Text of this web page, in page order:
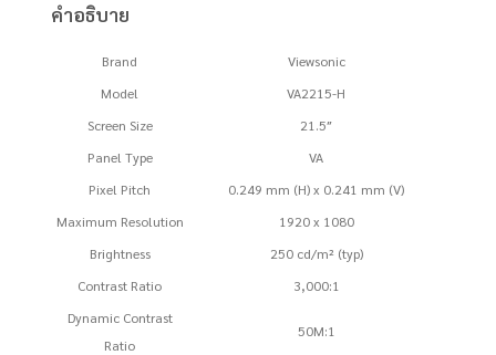
คำอธิบาย
Brand
Viewsonic
Model
VA2215-H
Screen Size
21.5″
Panel Type
VA
Pixel Pitch
0.249 mm (H) x 0.241 mm (V)
Maximum Resolution
1920 x 1080
Brightness
250 cd/m² (typ)
Contrast Ratio
3,000:1
Dynamic Contrast
Ratio
50M:1